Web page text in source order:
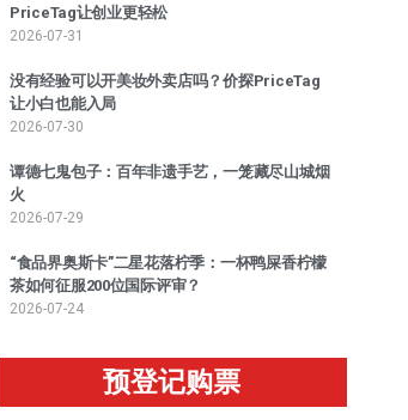
PriceTag让创业更轻松
2026-07-31
没有经验可以开美妆外卖店吗？价探PriceTag
让小白也能入局
2026-07-30
谭德七鬼包子：百年非遗手艺，一笼藏尽山城烟
火
2026-07-29
“食品界奥斯卡”二星花落柠季：一杯鸭屎香柠檬
茶如何征服200位国际评审？
2026-07-24
预登记购票